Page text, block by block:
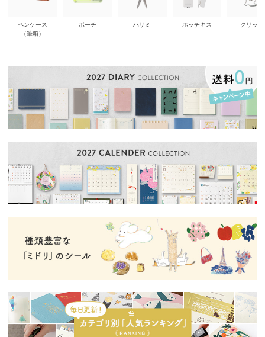
ペンケース
（筆箱）
ポーチ ハサミ ホッチキス クリップ